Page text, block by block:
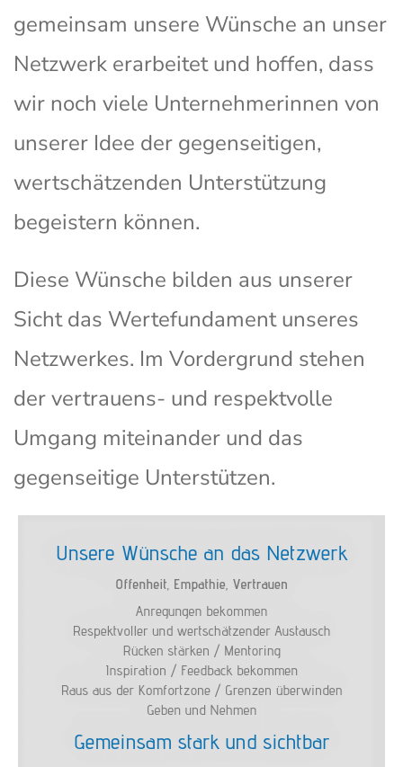
gemeinsam unsere Wünsche an unser
Netzwerk erarbeitet und hoffen, dass
wir noch viele Unternehmerinnen von
unserer Idee der gegenseitigen,
wertschätzenden Unterstützung
begeistern können.
Diese Wünsche bilden aus unserer
Sicht das Wertefundament unseres
Netzwerkes. Im Vordergrund stehen
der vertrauens- und respektvolle
Umgang miteinander und das
gegenseitige Unterstützen.